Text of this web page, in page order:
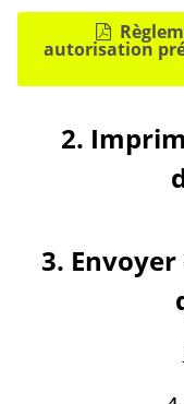
autorisation
2.
3.